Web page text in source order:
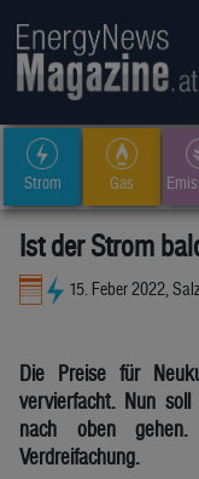
Strom Gas
Ist der Strom
15. Feber 2022,
Die Preise für
vervierfacht. Nun
nach oben
Verdreifachung.